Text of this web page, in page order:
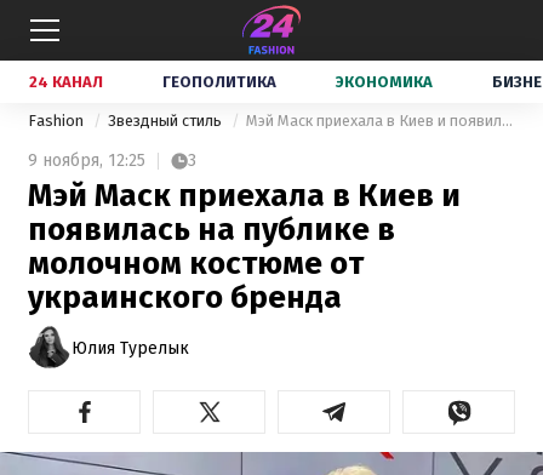
24 КАНАЛ ГЕОПОЛИТИКА ЭКОНОМИКА
Fashion Звездный стиль Мэй Маск приехала в Киев и появилась на публике в молочном костюме от украинского бренда
9 ноября, 12:25 3
Мэй Маск приехала в Киев и
появилась на публике в
молочном костюме от
украинского бренда
Юлия Турелык